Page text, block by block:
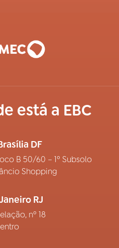
está a EBC
DF
B 50/60 – 1º Subsolo
Shopping
RJ
nº 18